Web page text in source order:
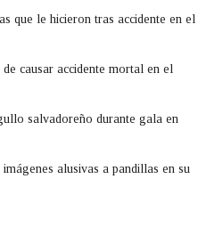
que le hicieron tras accidente en el
causar accidente mortal en el
salvadoreño durante gala en
alusivas a pandillas en su